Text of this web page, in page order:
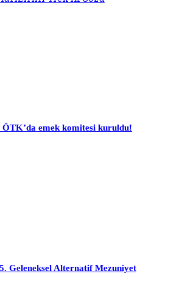
ÖTK’da emek komitesi kuruldu!
Geleneksel Alternatif Mezuniyet